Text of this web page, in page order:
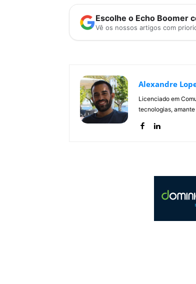
Escolhe o Echo Boomer
Vê os nossos artigos com
Alexandre
Licenciado em
tecnologias,